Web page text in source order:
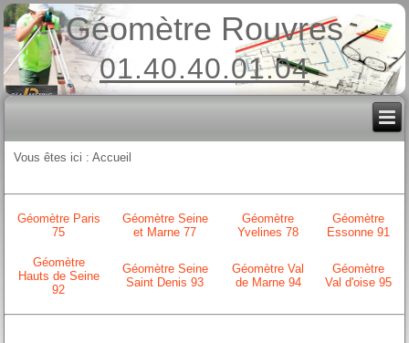
Géomètre Rouvres
01.40.40.01.04
Vous êtes ici :Accueil
Géomètre Paris
75
Géomètre Seine
et Marne 77
Géomètre
Yvelines 78
Géomètre
Essonne 91
Géomètre
Hauts de Seine
92
Géomètre Seine
Saint Denis 93
Géomètre Val
de Marne 94
Géomètre
Val d'oise 95